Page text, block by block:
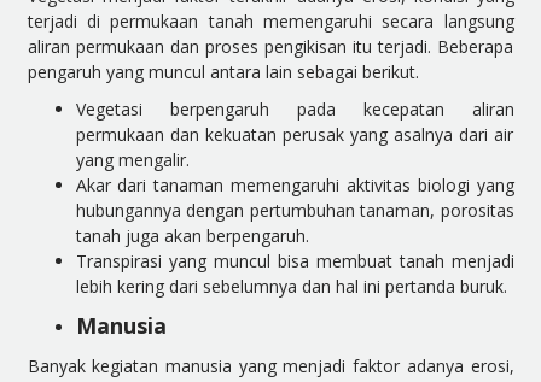
terjadi di permukaan tanah memengaruhi secara langsung
aliran permukaan dan proses pengikisan itu terjadi. Beberapa
pengaruh yang muncul antara lain sebagai berikut.
Vegetasi berpengaruh pada kecepatan aliran
permukaan dan kekuatan perusak yang asalnya dari air
yang mengalir.
Akar dari tanaman memengaruhi aktivitas biologi yang
hubungannya dengan pertumbuhan tanaman, porositas
tanah juga akan berpengaruh.
Transpirasi yang muncul bisa membuat tanah menjadi
lebih kering dari sebelumnya dan hal ini pertanda buruk.
Manusia
Banyak kegiatan manusia yang menjadi faktor adanya erosi,